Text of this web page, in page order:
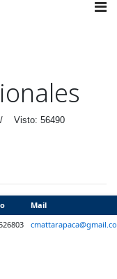
Visto: 56490
Mail